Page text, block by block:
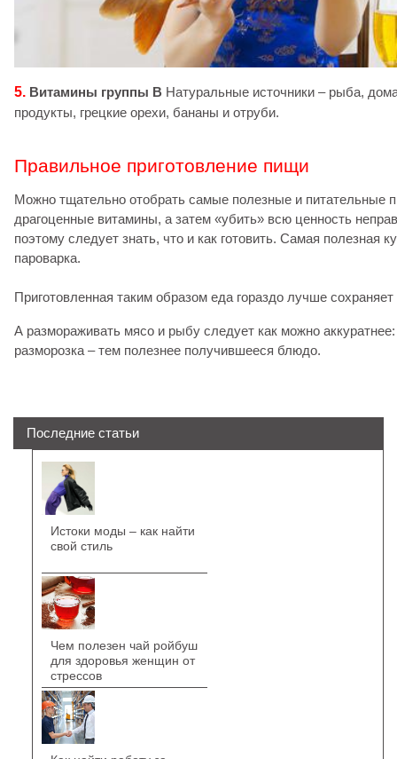
5. Витамины группы В Натуральные источники – рыба,
продукты, грецкие орехи, бананы и отруби.
Правильное приготовление пищи
Можно тщательно отобрать самые полезные и питательные
драгоценные витамины, а затем «убить» всю ценность
поэтому следует знать, что и как готовить. Самая полезная
пароварка.
Приготовленная таким образом еда гораздо лучше
А размораживать мясо и рыбу следует как можно
разморозка – тем полезнее получившееся блюдо.
Последние статьи
Истоки моды – как найти
свой стиль
Чем полезен чай ройбуш
для здоровья женщин от
стрессов